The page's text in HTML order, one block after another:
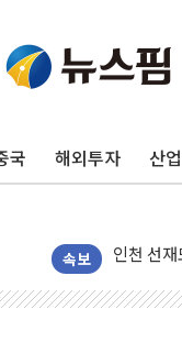
국 해외투자 산업
속보
이번주
美, 이란